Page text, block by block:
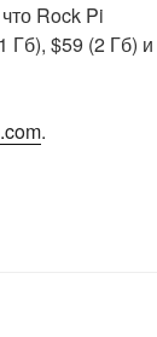
что Rock Pi
Гб), $59 (2 Гб) и
.